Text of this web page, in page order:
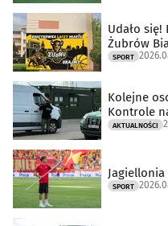
Udało
Żubrów
SPORT
Kolejne
Kontrole
AKTUALNOŚCI
SPORT